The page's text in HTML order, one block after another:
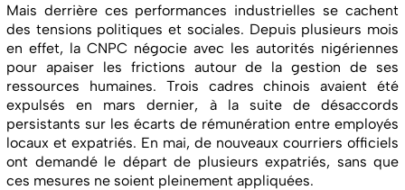
Mais derrière ces performances industrielles se cachent
des tensions politiques et sociales. Depuis plusieurs mois
en effet, la CNPC négocie avec les autorités nigériennes
pour apaiser les frictions autour de la gestion de ses
ressources humaines. Trois cadres chinois avaient été
expulsés en mars dernier, à la suite de désaccords
persistants sur les écarts de rémunération entre employés
locaux et expatriés. En mai, de nouveaux courriers officiels
ont demandé le départ de plusieurs expatriés, sans que
ces mesures ne soient pleinement appliquées.